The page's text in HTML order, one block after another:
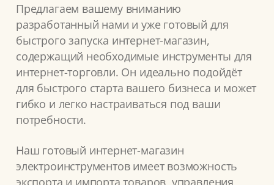
Предлагаем вашему вниманию
разработанный нами и уже готовый для
быстрого запуска интернет-магазин,
содержащий необходимые инструменты для
интернет-торговли. Он идеально подойдёт
для быстрого старта вашего бизнеса и может
гибко и легко настраиваться под ваши
потребности.
Наш готовый интернет-магазин
электроинструментов имеет возможность
экспорта и импорта товаров, управления